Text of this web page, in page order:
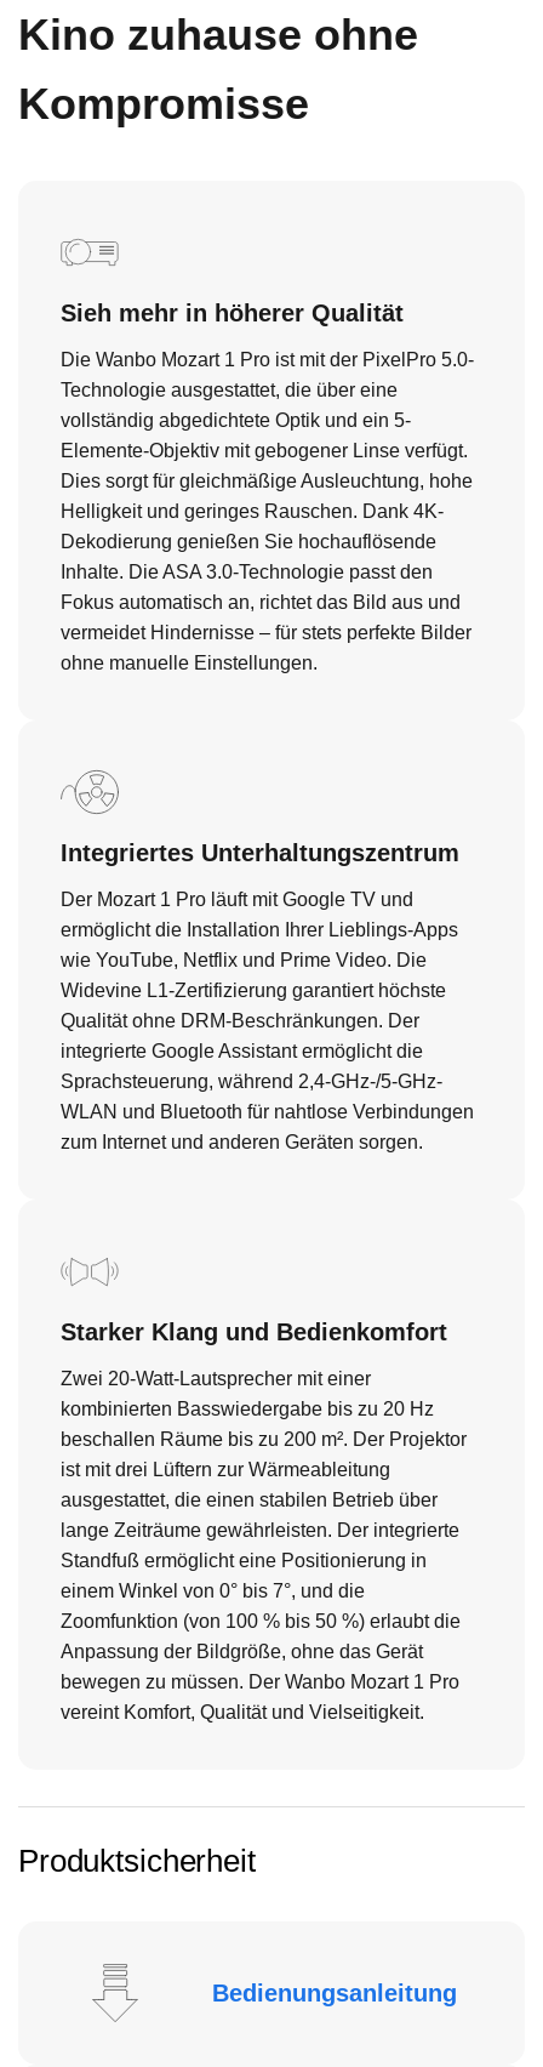
Kino zuhause ohne
Kompromisse
Sieh mehr in höherer Qualität
Die Wanbo Mozart 1 Pro ist mit der PixelPro 5.0-
Technologie ausgestattet, die über eine
vollständig abgedichtete Optik und ein 5-
Elemente-Objektiv mit gebogener Linse verfügt.
Dies sorgt für gleichmäßige Ausleuchtung, hohe
Helligkeit und geringes Rauschen. Dank 4K-
Dekodierung genießen Sie hochauflösende
Inhalte. Die ASA 3.0-Technologie passt den
Fokus automatisch an, richtet das Bild aus und
vermeidet Hindernisse – für stets perfekte Bilder
ohne manuelle Einstellungen.
Integriertes Unterhaltungszentrum
Der Mozart 1 Pro läuft mit Google TV und
ermöglicht die Installation Ihrer Lieblings-Apps
wie YouTube, Netflix und Prime Video. Die
Widevine L1-Zertifizierung garantiert höchste
Qualität ohne DRM-Beschränkungen. Der
integrierte Google Assistant ermöglicht die
Sprachsteuerung, während 2,4-GHz-/5-GHz-
WLAN und Bluetooth für nahtlose Verbindungen
zum Internet und anderen Geräten sorgen.
Starker Klang und Bedienkomfort
Zwei 20-Watt-Lautsprecher mit einer
kombinierten Basswiedergabe bis zu 20 Hz
beschallen Räume bis zu 200 m². Der Projektor
ist mit drei Lüftern zur Wärmeableitung
ausgestattet, die einen stabilen Betrieb über
lange Zeiträume gewährleisten. Der integrierte
Standfuß ermöglicht eine Positionierung in
einem Winkel von 0° bis 7°, und die
Zoomfunktion (von 100 % bis 50 %) erlaubt die
Anpassung der Bildgröße, ohne das Gerät
bewegen zu müssen. Der Wanbo Mozart 1 Pro
vereint Komfort, Qualität und Vielseitigkeit.
Produktsicherheit
Bedienungsanleitung